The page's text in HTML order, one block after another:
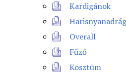
Kardigánok
Harisnyanadrág
Overall
Fűző
Kosztüm